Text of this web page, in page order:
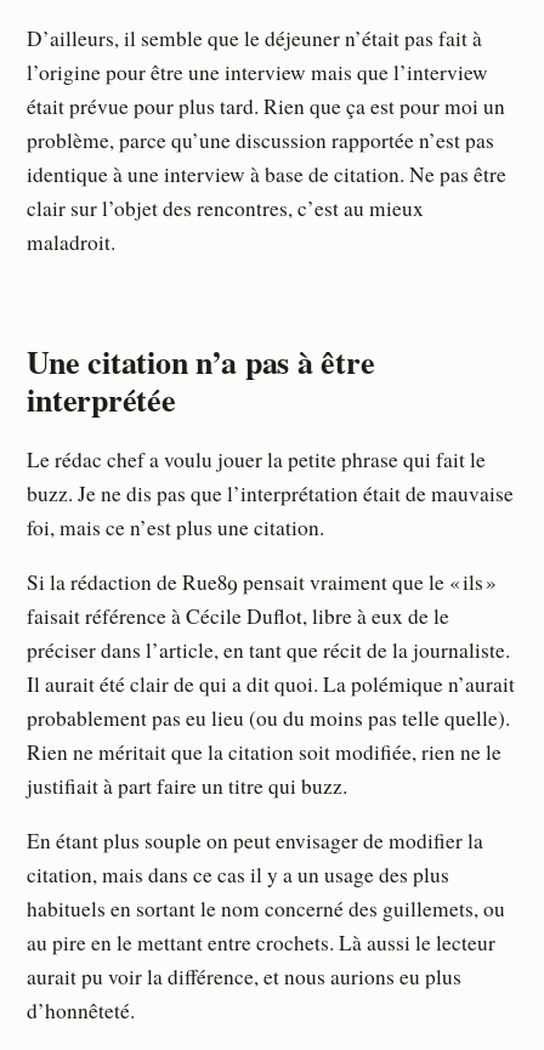
D’ailleurs, il semble que le déjeuner n’était pas fait à
l’origine pour être une interview mais que l’interview
était prévue pour plus tard. Rien que ça est pour moi un
problème, parce qu’une discussion rapportée n’est pas
identique à une interview à base de citation. Ne pas être
clair sur l’objet des rencontres, c’est au mieux
maladroit.
Une citation n’a pas à être
interprétée
Le rédac chef a voulu jouer la petite phrase qui fait le
buzz. Je ne dis pas que l’interprétation était de mauvaise
foi, mais ce n’est plus une citation.
Si la rédaction de Rue89 pensait vraiment que le « ils »
faisait référence à Cécile Duflot, libre à eux de le
préciser dans l’article, en tant que récit de la journaliste.
Il aurait été clair de qui a dit quoi. La polémique n’aurait
probablement pas eu lieu (ou du moins pas telle quelle).
Rien ne méritait que la citation soit modifiée, rien ne le
justifiait à part faire un titre qui buzz.
En étant plus souple on peut envisager de modifier la
citation, mais dans ce cas il y a un usage des plus
habituels en sortant le nom concerné des guillemets, ou
au pire en le mettant entre crochets. Là aussi le lecteur
aurait pu voir la différence, et nous aurions eu plus
d’honnêteté.